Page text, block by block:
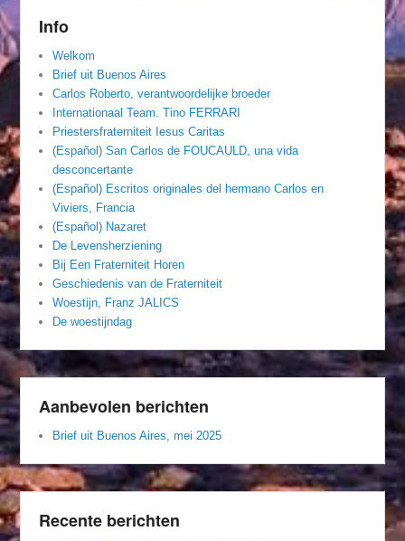
Info
Welkom
Brief uit Buenos Aires
Carlos Roberto, verantwoordelijke broeder
Internationaal Team. Tino FERRARI
Priestersfraterniteit Iesus Caritas
(Español) San Carlos de FOUCAULD, una vida
desconcertante
(Español) Escritos originales del hermano Carlos en
Viviers, Francia
(Español) Nazaret
De Levensherziening
Bij Een Fraterniteit Horen
Geschiedenis van de Fraterniteit
Woestijn, Franz JALICS
De woestijndag
Aanbevolen berichten
Brief uit Buenos Aires, mei 2025
Recente berichten